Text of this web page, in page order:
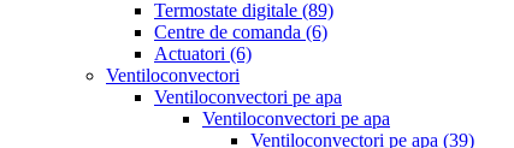
Termostate digitale (89)
Centre de comanda (6)
Actuatori (6)
Ventiloconvectori
Ventiloconvectori pe apa
Ventiloconvectori pe apa
Ventiloconvectori pe apa (39)